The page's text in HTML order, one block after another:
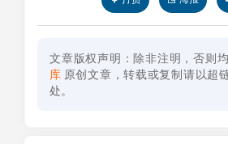
文章版权声明：除非注明，否则
库 原创文章，转载或复制请以超
处。